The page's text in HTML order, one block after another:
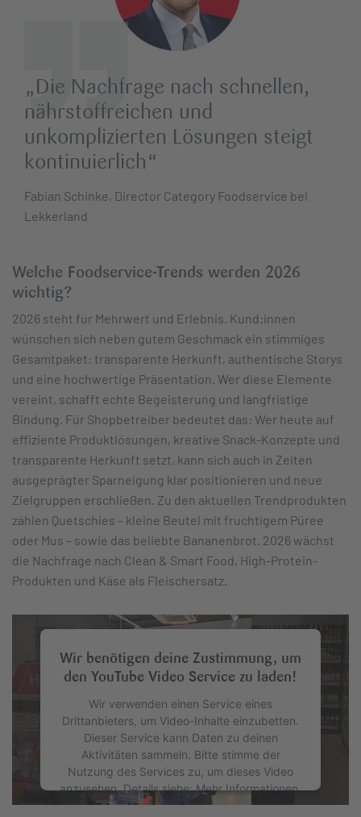
„Die Nachfrage nach schnellen,
nährstoffreichen und
unkomplizierten Lösungen steigt
kontinuierlich“
Fabian Schinke, Director Category Foodservice bei
Lekkerland
Welche Foodservice-Trends werden 2026
wichtig?
2026 steht für Mehrwert und Erlebnis. Kund:innen
wünschen sich neben gutem Geschmack ein stimmiges
Gesamtpaket: transparente Herkunft, authentische Storys
und eine hochwertige Präsentation. Wer diese Elemente
vereint, schafft echte Begeisterung und langfristige
Bindung. Für Shopbetreiber bedeutet das: Wer heute auf
effiziente Produktlösungen, kreative Snack-Konzepte und
transparente Herkunft setzt, kann sich auch in Zeiten
ausgeprägter Sparneigung klar positionieren und neue
Zielgruppen erschließen. Zu den aktuellen Trendprodukten
zählen Quetschies – kleine Beutel mit fruchtigem Püree
oder Mus – sowie das beliebte Bananenbrot. 2026 wächst
die Nachfrage nach Clean & Smart Food, High-Protein-
Produkten und Käse als Fleischersatz.
Wir benötigen deine Zustimmung, um
den YouTube Video Service zu laden!
Wir verwenden einen Service eines
Drittanbieters, um Video-Inhalte einzubetten.
Dieser Service kann Daten zu deinen
Aktivitäten sammeln. Bitte stimme der
Nutzung des Services zu, um dieses Video
anzusehen. Details siehe: Mehr Informationen.